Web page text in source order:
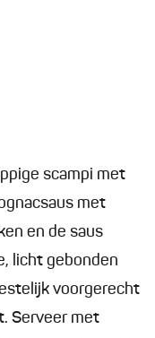
scampi met
met
en de saus
licht gebonden
voorgerecht
Serveer met